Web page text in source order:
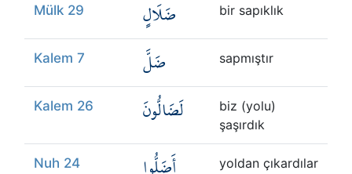
Mülk 29 ضَلَالٍ bir sapıklık
Kalem 7 ضَلَّ sapmıştır
Kalem 26 لَضَالُّونَ
biz (yolu)
şaşırdık
Nuh 24 yoldan çıkardılar